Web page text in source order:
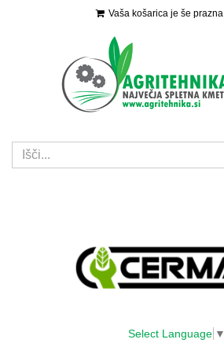
Vaša košarica je še prazna
Select Language ▼